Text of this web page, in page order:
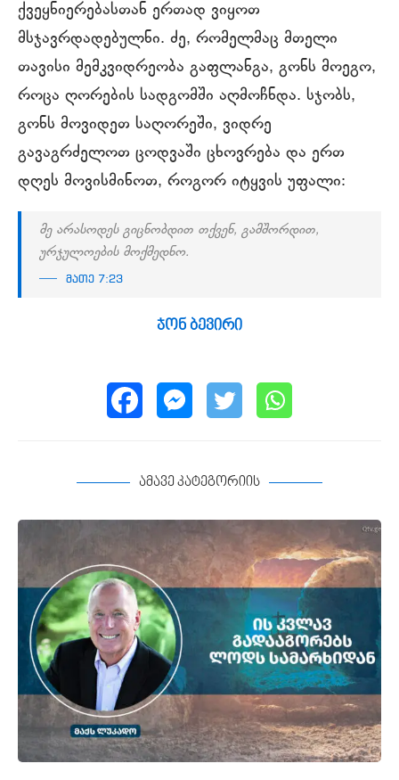
ქვეყნიერებასთან ერთად ვიყოთ
მსჯავრდადებულნი. ძე, რომელმაც მთელი
თავისი მემკვიდრეობა გაფლანგა, გონს მოეგო,
როცა ღორების სადგომში აღმოჩნდა. სჯობს,
გონს მოვიდეთ საღორეში, ვიდრე
გავაგრძელოთ ცოდვაში ცხოვრება და ერთ
დღეს მოვისმინოთ, როგორ იტყვის უფალი:
მე არასოდეს გიცნობდით თქვენ, გამშორდით,
ურჯულოების მოქმედნო.
მათე 7:23
ჯონ ბევირი
ამავე კატეგორიის